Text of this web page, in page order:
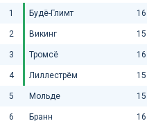
1 Будё-Глимт 16
2 Викинг 15
3 Тромсё 16
4 Лиллестрём 15
5 Мольде 15
6 Бранн 16